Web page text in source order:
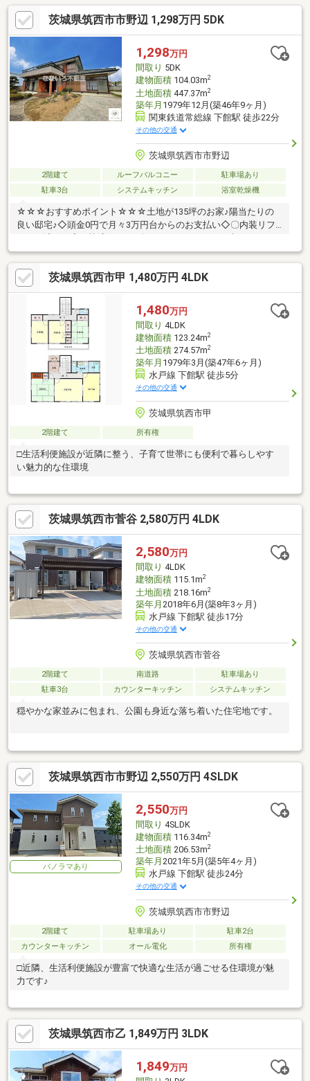
資金（頭金）が無い、又は使いたくない方。◆転職して間もない
為、勤続年数が短い方。◆車のローンやキャッシング等、他のロ
ーン残債があ る方（件数や金額が多い場合は特に）。◆国民健
茨城県筑西市市野辺 1,298万円 5DK
1,298万円
間取り 5DK
建物面積104.03m2
土地面積447.37m2
築年月 1979年12月(築46年9ヶ月)
関東鉄道常総線 下館駅 徒歩22分
その他の交通
茨城県筑西市市野辺
2階建て ルーフバルコニー
駐車場あり
駐車3台
システムキッチン 浴室乾燥機
☆☆☆おすすめポイント☆☆☆土地が135坪のお家♪陽当たりの
良い邸宅♪◇頭金0円で月々3万円台からのお支払い◇〇内装リフ
キューも♪〇駐車場は4台以上可能で来客時も安心ですね！○ハウ
スクリーニング済で綺麗ですのでいつでも内覧可能☆☆☆なない
ろ不動産へ住宅ローンのご相談を☆☆☆◆自己資金（頭金）が無
い、又は使いたくない方。◆転職して間もない為、勤続年数が短
い方。◆車のローンやキャッシング等、他のローン残債があ る
方（件数や金額が多い場合は特に）。◆国民健康保険に加入して
いる方。
茨城県筑西市甲 1,480万円 4LDK
1,480万円
間取り 4LDK
建物面積123.24m2
土地面積274.57m2
築年月 1979年3月(築47年6ヶ月)
水戸線 下館駅 徒歩5分
その他の交通
茨城県筑西市甲
2階建て 所有権
□生活利便施設が近隣に整う、子育て世帯にも便利で暮らしやす
い魅力的な住環境
茨城県筑西市菅谷 2,580万円 4LDK
2,580万円
間取り 4LDK
建物面積115.1m2
土地面積218.16m2
築年月 2018年6月(築8年3ヶ月)
水戸線 下館駅 徒歩17分
その他の交通
茨城県筑西市菅谷
2階建て 南道路
駐車場あり
駐車3台
カウンターキッチン システムキッチン
穏やかな家並みに包まれ、公園も身近な落ち着いた住宅地です。
茨城県筑西市市野辺 2,550万円 4SLDK
パノラマあり
2,550万円
間取り 4SLDK
建物面積116.34m2
土地面積206.53m2
築年月 2021年5月(築5年4ヶ月)
水戸線 下館駅 徒歩24分
その他の交通
茨城県筑西市市野辺
2階建て 駐車場あり
駐車2台
カウンターキッチン
オール電化 所有権
□近隣、生活利便施設が豊富で快適な生活が過ごせる住環境が魅
力です♪
茨城県筑西市乙 1,849万円 3LDK
1,849万円